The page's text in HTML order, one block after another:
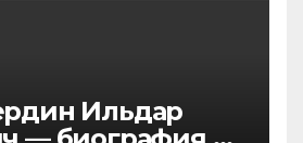
Ильдар